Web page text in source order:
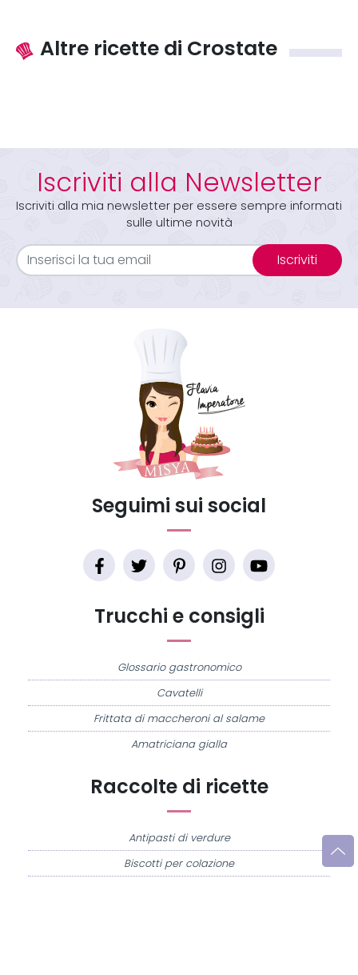
Altre ricette di Crostate
Iscriviti alla Newsletter
Iscriviti alla mia newsletter per essere sempre informati
sulle ultime novità
Iscriviti
Raccolte di ricette
Antipasti di verdure
Biscotti per colazione
Trucchi e consigli
Glossario gastronomico
Cavatelli
Frittata di maccheroni al salame
Amatriciana gialla
Seguimi sui social